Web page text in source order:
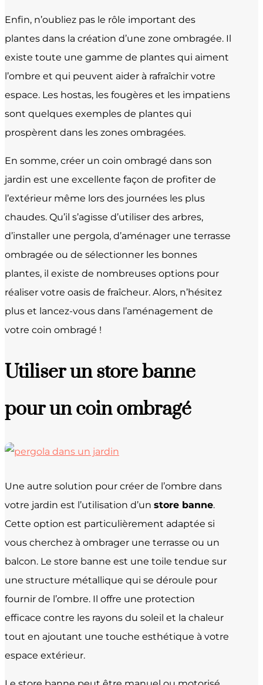
Enfin, n’oubliez pas le rôle important des
plantes dans la création d’une zone ombragée. Il
existe toute une gamme de plantes qui aiment
l’ombre et qui peuvent aider à rafraîchir votre
espace. Les hostas, les fougères et les impatiens
sont quelques exemples de plantes qui
prospèrent dans les zones ombragées.
En somme, créer un coin ombragé dans son
jardin est une excellente façon de profiter de
l’extérieur même lors des journées les plus
chaudes. Qu’il s’agisse d’utiliser des arbres,
d’installer une pergola, d’aménager une terrasse
ombragée ou de sélectionner les bonnes
plantes, il existe de nombreuses options pour
réaliser votre oasis de fraîcheur. Alors, n’hésitez
plus et lancez-vous dans l’aménagement de
votre coin ombragé !
Utiliser un store banne
pour un coin ombragé
Une autre solution pour créer de l’ombre dans
votre jardin est l’utilisation d’un store banne.
Cette option est particulièrement adaptée si
vous cherchez à ombrager une terrasse ou un
balcon. Le store banne est une toile tendue sur
une structure métallique qui se déroule pour
fournir de l’ombre. Il offre une protection
efficace contre les rayons du soleil et la chaleur
tout en ajoutant une touche esthétique à votre
espace extérieur.